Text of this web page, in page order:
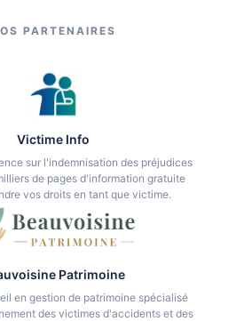
PARTENAIRES
Victime Info
sur l'indemnisation des préjudices
de pages d'information gratuite
vos droits en tant que victime.
Patrimoine
en gestion de patrimoine spécialisé
des victimes d'accidents et des